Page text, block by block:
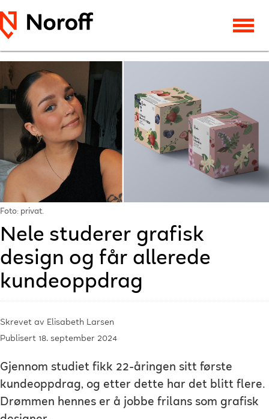
Foto: privat.
Nele studerer grafisk
design og får allerede
kundeoppdrag
Skrevet av Elisabeth Larsen
Publisert 18. september 2024
Gjennom studiet fikk 22-åringen sitt første
kundeoppdrag, og etter dette har det blitt flere.
Drømmen hennes er å jobbe frilans som grafisk